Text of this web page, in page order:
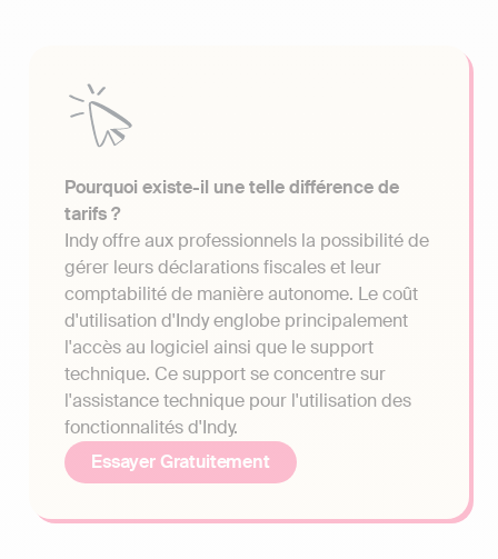
Pourquoi existe-il une telle différence de
tarifs ?
Indy offre aux professionnels la possibilité de
gérer leurs déclarations fiscales et leur
comptabilité de manière autonome. Le coût
d'utilisation d'Indy englobe principalement
l'accès au logiciel ainsi que le support
technique. Ce support se concentre sur
l'assistance technique pour l'utilisation des
fonctionnalités d'Indy.
Essayer Gratuitement